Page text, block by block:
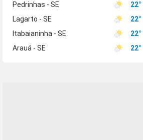
Pedrinhas - SE
22°
Lagarto - SE
22°
Itabaianinha - SE
22°
Arauá - SE
22°